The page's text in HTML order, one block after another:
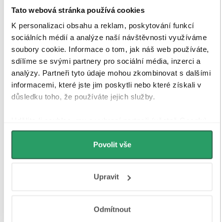
Tato webová stránka používá cookies
K personalizaci obsahu a reklam, poskytování funkcí
sociálních médií a analýze naší návštěvnosti využíváme
soubory cookie. Informace o tom, jak náš web používáte,
sdílíme se svými partnery pro sociální média, inzerci a
analýzy. Partneři tyto údaje mohou zkombinovat s dalšími
informacemi, které jste jim poskytli nebo které získali v
důsledku toho, že používáte jejich služby.
můžeme používat cookies pro analytiku a
personalizovanou reklamu. Jak Google zpracovává
osobní údaje najdete na stránkách
Povolit vše
Upravit
Odmítnout
Tvrzené bezpečností sklo
tvrzeným bezpečnostním sklem o tloušťce